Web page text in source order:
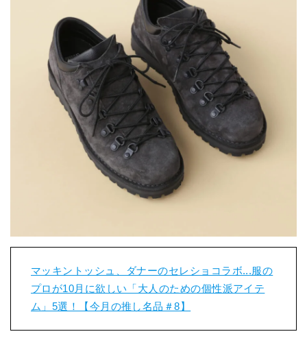
マッキントッシュ、ダナーのセレショコラボ...服の
プロが10月に欲しい「大人のための個性派アイテ
ム」5選！【今月の推し名品＃8】